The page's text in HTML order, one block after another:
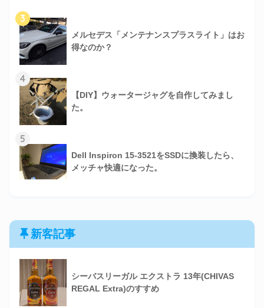
3
メルセデス「メンテナンスプラスライト」はお
得なのか？
4
【DIY】ウォータージャグを自作してみまし
た。
5
Dell Inspiron 15-3521をSSDに換装したら、
メッチャ快適になった。
新客記事
シーバスリーガル エクストラ 13年(CHIVAS
REGAL Extra)のすすめ